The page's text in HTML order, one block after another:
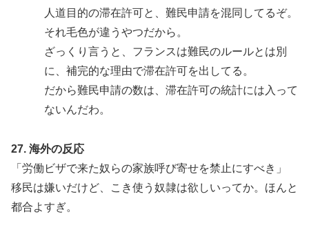
人道目的の滞在許可と、難民申請を混同してるぞ。
それ毛色が違うやつだから。
ざっくり言うと、フランスは難民のルールとは別
に、補完的な理由で滞在許可を出してる。
だから難民申請の数は、滞在許可の統計には入って
ないんだわ。
27. 海外の反応
「労働ビザで来た奴らの家族呼び寄せを禁止にすべき」
移民は嫌いだけど、こき使う奴隷は欲しいってか。ほんと
都合よすぎ。